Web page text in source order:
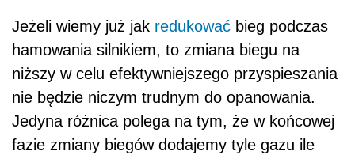
Jeżeli wiemy już jak redukować bieg podczas
hamowania silnikiem, to zmiana biegu na
niższy w celu efektywniejszego przyspieszania
nie będzie niczym trudnym do opanowania.
Jedyna różnica polega na tym, że w końcowej
fazie zmiany biegów dodajemy tyle gazu ile